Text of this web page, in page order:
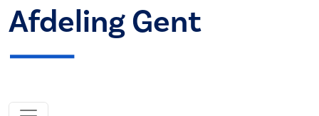
Afdeling Gent